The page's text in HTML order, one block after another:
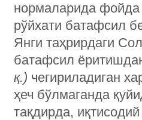
нормаларида фойда
рўйхати батафсил
Янги таҳрирдаги
батафсил
қ.) чегириладиган
ҳеч бўлмаганда
тақдирда,